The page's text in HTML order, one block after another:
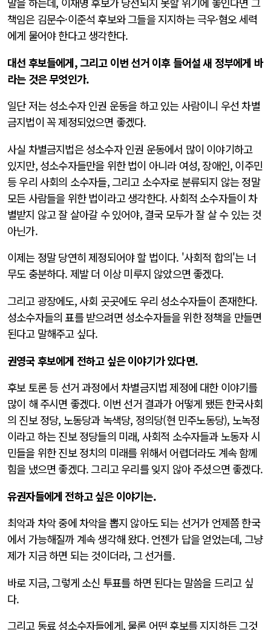
책임은 김문수·이준석 후보와 그들을 지지하는 극우·혐오 세력
에게 물어야 한다고 생각한다.
대선 후보들에게, 그리고 이번 선거 이후 들어설 새 정부에게 바
라는 것은 무엇인가.
일단 저는 성소수자 인권 운동을 하고 있는 사람이니 우선 차별
금지법이 꼭 제정되었으면 좋겠다.
사실 차별금지법은 성소수자 인권 운동에서 많이 이야기하고
있지만, 성소수자들만을 위한 법이 아니라 여성, 장애인, 이주민
등 우리 사회의 소수자들, 그리고 소수자로 분류되지 않는 정말
모든 사람들을 위한 법이라고 생각한다. 사회적 소수자들이 차
별받지 않고 잘 살아갈 수 있어야, 결국 모두가 잘 살 수 있는 것
아닌가.
이제는 정말 당연히 제정되어야 할 법이다. '사회적 합의'는 너
무도 충분하다. 제발 더 이상 미루지 않았으면 좋겠다.
그리고 광장에도, 사회 곳곳에도 우리 성소수자들이 존재한다.
성소수자들의 표를 받으려면 성소수자들을 위한 정책을 만들면
된다고 말해주고 싶다.
권영국 후보에게 전하고 싶은 이야기가 있다면.
후보 토론 등 선거 과정에서 차별금지법 제정에 대한 이야기를
많이 해 주시면 좋겠다. 이번 선거 결과가 어떻게 됐든 한국사회
의 진보 정당, 노동당과 녹색당, 정의당(현 민주노동당), 노녹정
이라고 하는 진보 정당들의 미래, 사회적 소수자들과 노동자 시
민들을 위한 진보 정치의 미래를 위해서 어렵더라도 계속 함께
힘을 냈으면 좋겠다. 그리고 우리를 잊지 않아 주셨으면 좋겠다.
유권자들에게 전하고 싶은 이야기는.
최악과 차악 중에 차악을 뽑지 않아도 되는 선거가 언제쯤 한국
에서 가능해질까 계속 생각해 왔다. 언젠가 답을 얻었는데, 그냥
제가 지금 하면 되는 것이더라, 그 선거를.
바로 지금, 그렇게 소신 투표를 하면 된다는 말씀을 드리고 싶
다.
그리고 동료 성소수자들에게, 물론 어떤 후보를 지지하든 그것